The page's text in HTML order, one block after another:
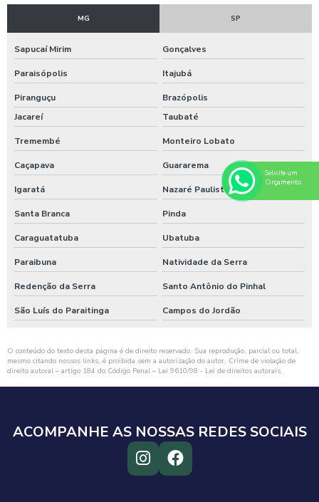
MG SP
Sapucaí Mirim Gonçalves
Paraisópolis Itajubá
Piranguçu
Brazópolis
Jacareí
Taubaté
Tremembé Monteiro Lobato
Caçapava Guararema
Igaratá Nazaré Paulista
Santa Branca Pinda
Caraguatatuba Ubatuba
Paraibuna Natividade da Serra
Redenção da Serra Santo Antônio do Pinhal
São Luís do Paraitinga Campos do Jordão
O conteúdo do texto desta página é de direito reservado. Sua reprodução, parcial ou total,
mesmo citando nossos links, é proibida sem a autorização do autor. Crime de violação de
direito autoral – artigo 184 do Código Penal – Lei 9610/98 - Lei de direitos autorais.
ACOMPANHE AS NOSSAS REDES SOCIAIS
Solicite um
Orçamento